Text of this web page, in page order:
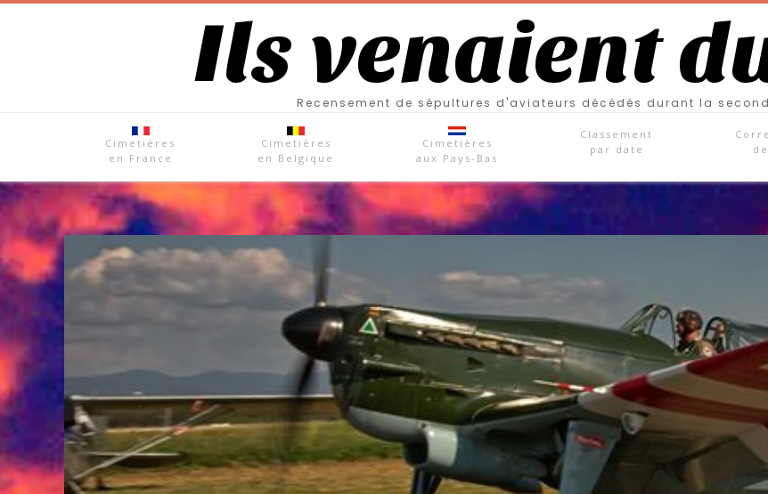
Ils venaient
Recensement de sépultures d'aviateurs décédés durant la
Cimetières
en France
Cimetières
en Belgique
Cimetières
aux Pays-Bas
Classement
par date